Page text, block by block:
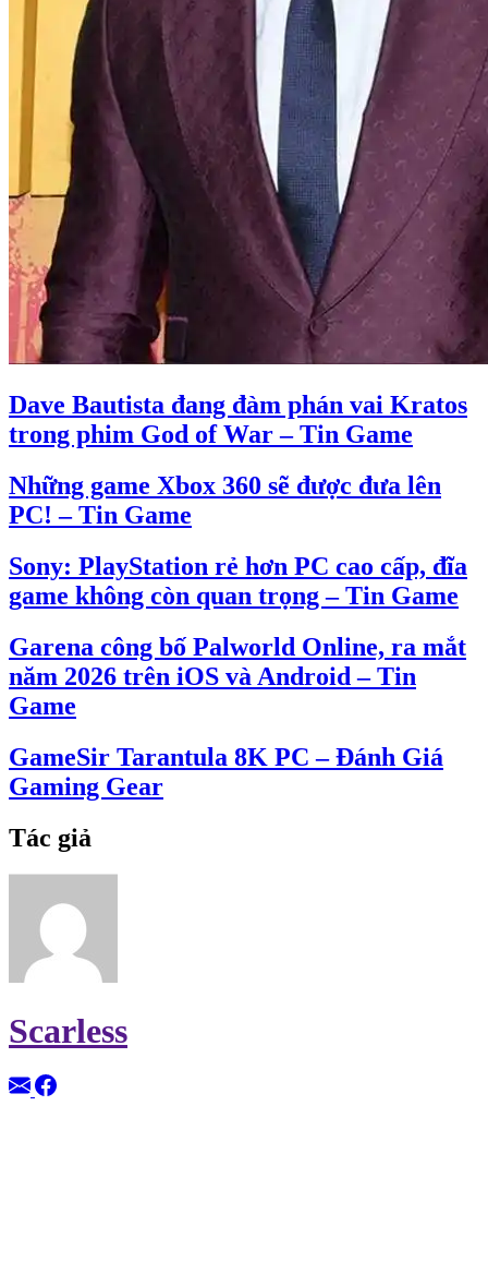
Dave Bautista đang đàm phán vai Kratos
trong phim God of War – Tin Game
Những game Xbox 360 sẽ được đưa lên
PC! – Tin Game
Sony: PlayStation rẻ hơn PC cao cấp, đĩa
game không còn quan trọng – Tin Game
Garena công bố Palworld Online, ra mắt
năm 2026 trên iOS và Android – Tin
Game
GameSir Tarantula 8K PC – Đánh Giá
Gaming Gear
Tác giả
Scarless